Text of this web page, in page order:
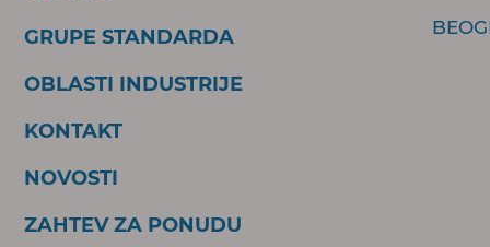
GRUPE STANDARDA
OBLASTI INDUSTRIJE
KONTAKT
NOVOSTI
ZAHTEV ZA PONUDU